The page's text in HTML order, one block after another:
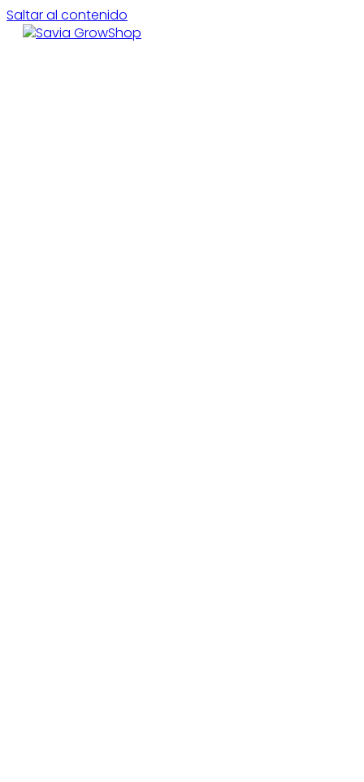
Saltar al contenido